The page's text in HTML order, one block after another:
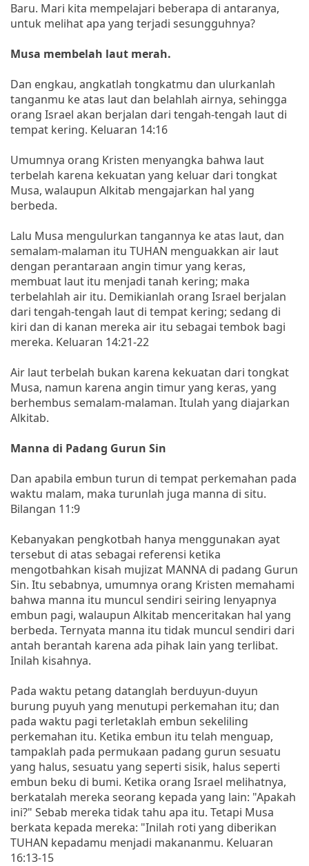
Baru. Mari kita mempelajari beberapa di antaranya,
untuk melihat apa yang terjadi sesungguhnya?
Musa membelah laut merah.
Dan engkau, angkatlah tongkatmu dan ulurkanlah
tanganmu ke atas laut dan belahlah airnya, sehingga
orang Israel akan berjalan dari tengah-tengah laut di
tempat kering. Keluaran 14:16
Umumnya orang Kristen menyangka bahwa laut
terbelah karena kekuatan yang keluar dari tongkat
Musa, walaupun Alkitab mengajarkan hal yang
berbeda.
Lalu Musa mengulurkan tangannya ke atas laut, dan
semalam-malaman itu TUHAN menguakkan air laut
dengan perantaraan angin timur yang keras,
membuat laut itu menjadi tanah kering; maka
terbelahlah air itu. Demikianlah orang Israel berjalan
dari tengah-tengah laut di tempat kering; sedang di
kiri dan di kanan mereka air itu sebagai tembok bagi
mereka. Keluaran 14:21-22
Air laut terbelah bukan karena kekuatan dari tongkat
Musa, namun karena angin timur yang keras, yang
berhembus semalam-malaman. Itulah yang diajarkan
Alkitab.
Manna di Padang Gurun Sin
Dan apabila embun turun di tempat perkemahan pada
waktu malam, maka turunlah juga manna di situ.
Bilangan 11:9
Kebanyakan pengkotbah hanya menggunakan ayat
tersebut di atas sebagai referensi ketika
mengotbahkan kisah mujizat MANNA di padang Gurun
Sin. Itu sebabnya, umumnya orang Kristen memahami
bahwa manna itu muncul sendiri seiring lenyapnya
embun pagi, walaupun Alkitab menceritakan hal yang
berbeda. Ternyata manna itu tidak muncul sendiri dari
antah berantah karena ada pihak lain yang terlibat.
Inilah kisahnya.
Pada waktu petang datanglah berduyun-duyun
burung puyuh yang menutupi perkemahan itu; dan
pada waktu pagi terletaklah embun sekeliling
perkemahan itu. Ketika embun itu telah menguap,
tampaklah pada permukaan padang gurun sesuatu
yang halus, sesuatu yang seperti sisik, halus seperti
embun beku di bumi. Ketika orang Israel melihatnya,
berkatalah mereka seorang kepada yang lain: "Apakah
ini?" Sebab mereka tidak tahu apa itu. Tetapi Musa
berkata kepada mereka: "Inilah roti yang diberikan
TUHAN kepadamu menjadi makananmu. Keluaran
16:13-15